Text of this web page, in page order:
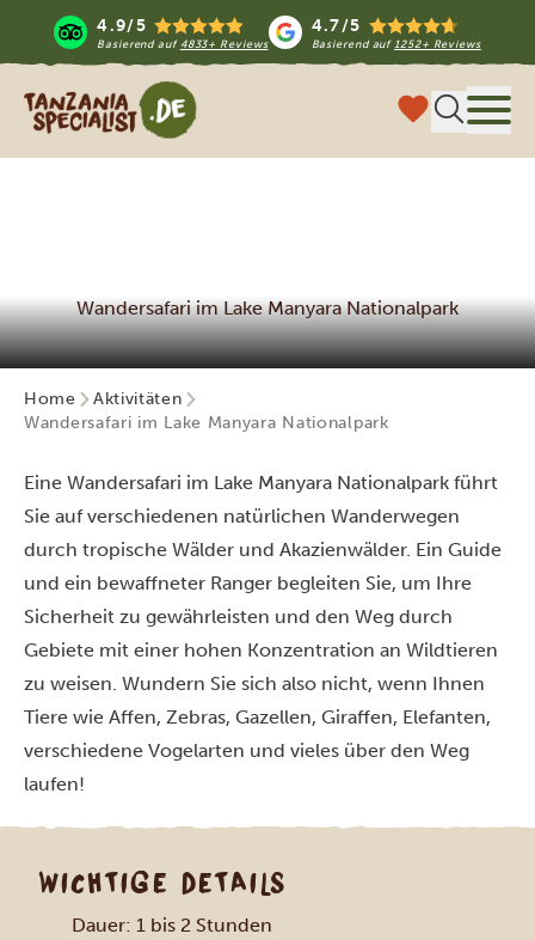
4.9/5
Basierend auf 4833+ Reviews
4.7/5
Basierend auf1252+ Reviews
Tanzania Specialist
Wandersafari im Lake Manyara Nationalpark
Home
Aktivitäten
Wandersafari im Lake Manyara Nationalpark
Eine Wandersafari im Lake Manyara Nationalpark führt
Sie auf verschiedenen natürlichen Wanderwegen
durch tropische Wälder und Akazienwälder. Ein Guide
und ein bewaffneter Ranger begleiten Sie, um Ihre
Sicherheit zu gewährleisten und den Weg durch
Gebiete mit einer hohen Konzentration an Wildtieren
zu weisen. Wundern Sie sich also nicht, wenn Ihnen
Tiere wie Affen, Zebras, Gazellen, Giraffen, Elefanten,
verschiedene Vogelarten und vieles über den Weg
laufen!
WICHTIGE DETAILS
Dauer: 1 bis 2 Stunden